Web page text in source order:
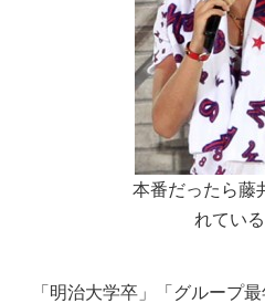
本番だったら藤
れてい
「明治大学卒」「グループ最